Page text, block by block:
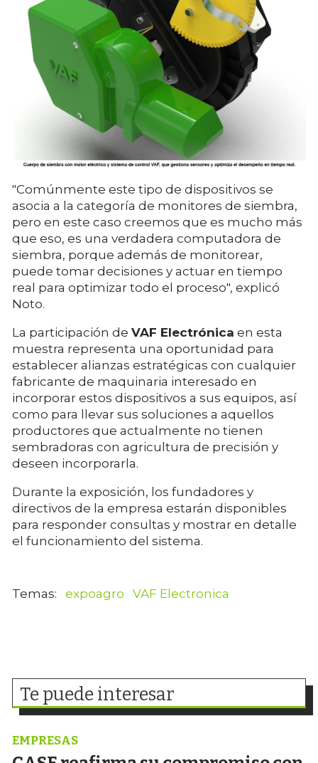
"Comúnmente este tipo de dispositivos se
asocia a la categoría de monitores de siembra,
pero en este caso creemos que es mucho más
que eso, es una verdadera computadora de
siembra, porque además de monitorear,
puede tomar decisiones y actuar en tiempo
real para optimizar todo el proceso", explicó
Noto.
La participación de VAF Electrónica en esta
muestra representa una oportunidad para
establecer alianzas estratégicas con cualquier
fabricante de maquinaria interesado en
incorporar estos dispositivos a sus equipos, así
como para llevar sus soluciones a aquellos
productores que actualmente no tienen
sembradoras con agricultura de precisión y
deseen incorporarla.
Durante la exposición, los fundadores y
directivos de la empresa estarán disponibles
para responder consultas y mostrar en detalle
el funcionamiento del sistema.
expoagro VAF Electronica
Te puede interesar
EMPRESAS